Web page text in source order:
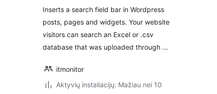
Inserts a search field bar in Wordpress
posts, pages and widgets. Your website
visitors can search an Excel or .csv
database that was uploaded through …
itmonitor
Aktyvių instaliacijų: Mažiau nei 10